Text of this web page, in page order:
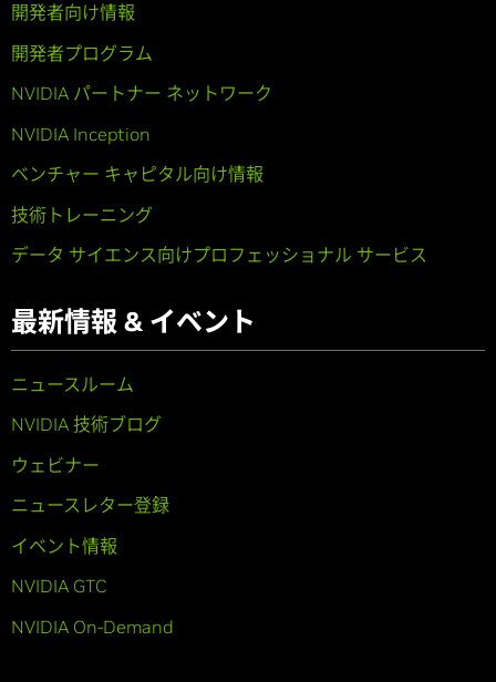
開発者向け情報
開発者プログラム
NVIDIA パートナー ネットワーク
NVIDIA Inception
ベンチャー キャピタル向け情報
技術トレーニング
データ サイエンス向けプロフェッショナル サービス
最新情報 & イベント
ニュースルーム
NVIDIA 技術ブログ
ウェビナー
ニュースレター登録
イベント情報
NVIDIA GTC
NVIDIA On-Demand